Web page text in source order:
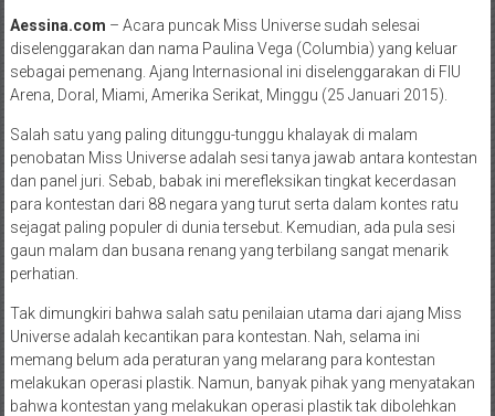
Aessina.com – Acara puncak Miss Universe sudah selesai
diselenggarakan dan nama Paulina Vega (Columbia) yang keluar
sebagai pemenang. Ajang Internasional ini diselenggarakan di FIU
Arena, Doral, Miami, Amerika Serikat, Minggu (25 Januari 2015).
Salah satu yang paling ditunggu-tunggu khalayak di malam
penobatan Miss Universe adalah sesi tanya jawab antara kontestan
dan panel juri. Sebab, babak ini merefleksikan tingkat kecerdasan
para kontestan dari 88 negara yang turut serta dalam kontes ratu
sejagat paling populer di dunia tersebut. Kemudian, ada pula sesi
gaun malam dan busana renang yang terbilang sangat menarik
perhatian.
Tak dimungkiri bahwa salah satu penilaian utama dari ajang Miss
Universe adalah kecantikan para kontestan. Nah, selama ini
memang belum ada peraturan yang melarang para kontestan
melakukan operasi plastik. Namun, banyak pihak yang menyatakan
bahwa kontestan yang melakukan operasi plastik tak dibolehkan